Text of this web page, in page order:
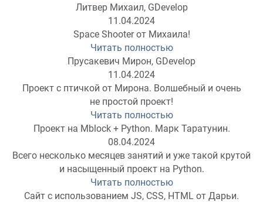
Литвер Михаил, GDevelop
11.04.2024
Space Shooter от Михаила!
Читать полностью
Прусакевич Мирон, GDevelop
11.04.2024
Проект с птичкой от Мирона. Волшебный и очень
не простой проект!
Читать полностью
Проект на Mblock + Python. Марк Таратунин.
08.04.2024
Всего несколько месяцев занятий и уже такой крутой
и насыщенный проект на Python.
Читать полностью
Сайт с использованием JS, CSS, HTML от Дарьи.